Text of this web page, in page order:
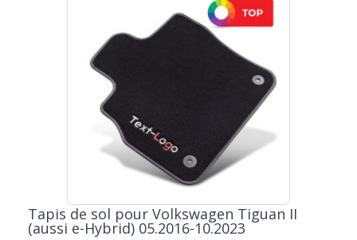
Tapis de sol pour Volkswagen Tiguan II
(aussi e-Hybrid) 05.2016-10.2023